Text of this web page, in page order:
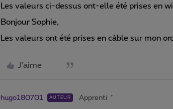
Les valeurs ci-dessus ont-elle été prises en
Bonjour Sophie,
Les valeurs ont été prises en câble sur mon
J'aime
hugo180701 AUTEUR Apprenti